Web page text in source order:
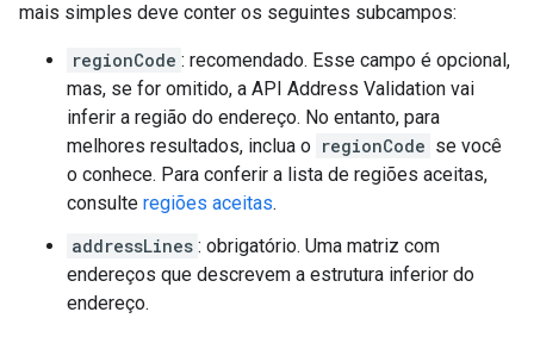
mais simples deve conter os seguintes subcampos:
regionCode : recomendado. Esse campo é opcional,
mas, se for omitido, a API Address Validation vai
inferir a região do endereço. No entanto, para
melhores resultados, inclua o regionCode se você
o conhece. Para conferir a lista de regiões aceitas,
consulte regiões aceitas.
addressLines : obrigatório. Uma matriz com
endereços que descrevem a estrutura inferior do
endereço.